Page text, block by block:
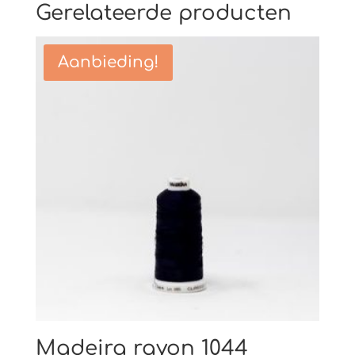
Gerelateerde producten
Aanbieding!
Madeira rayon 1044